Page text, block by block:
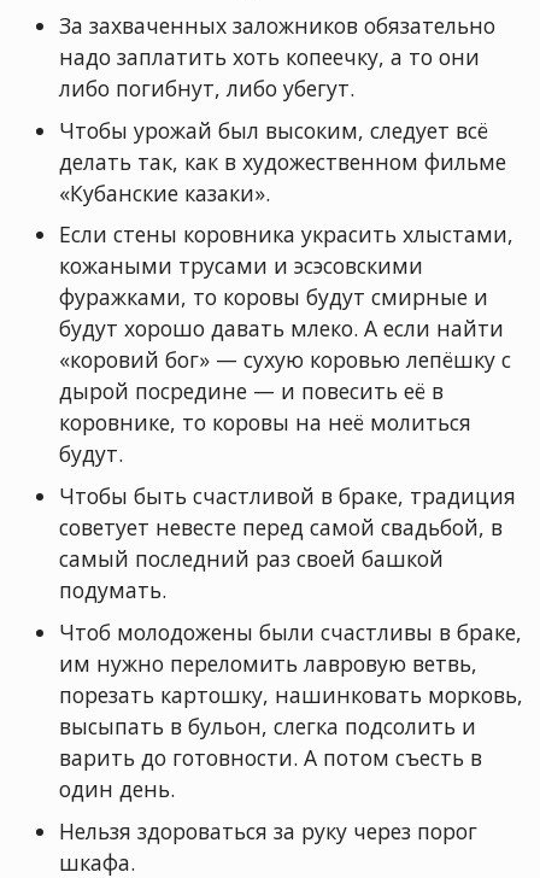
За захваченных заложников обязательно
надо заплатить хоть копеечку, а то они
либо погибнут, либо убегут.
Чтобы урожай был высоким, следует всё
делать так, как в художественном фильме
«Кубанские казаки».
Если стены коровника украсить хлыстами,
кожаными трусами и эсэсовскими
фуражками, то коровы будут смирные и
будут хорошо давать млеко. А если найти
«коровий бог» — сухую коровью лепёшку с
дырой посредине — и повесить её в
коровнике, то коровы на неё молиться
будут.
Чтобы быть счастливой в браке, традиция
советует невесте перед самой свадьбой, в
самый последний раз своей башкой
подумать.
Чтоб молодожены были счастливы в браке,
им нужно переломить лавровую ветвь,
порезать картошку, нашинковать морковь,
высыпать в бульон, слегка подсолить и
варить до готовности. А потом съесть в
один день.
Нельзя здороваться за руку через порог
шкафа.